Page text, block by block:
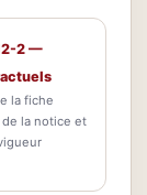
2 —
la fiche
la notice et